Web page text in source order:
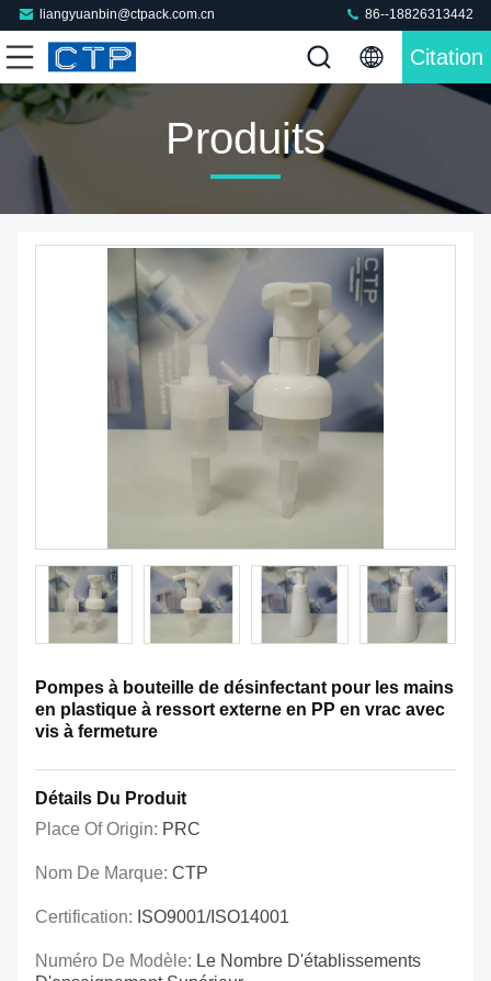
liangyuanbin@ctpack.com.cn 86--18826313442
Citation
Produits
Pompes à bouteille de désinfectant pour les mains
en plastique à ressort externe en PP en vrac avec
vis à fermeture
Détails Du Produit
Place Of Origin: PRC
Nom De Marque: CTP
Certification: ISO9001/ISO14001
Numéro De Modèle: Le Nombre D'établissements